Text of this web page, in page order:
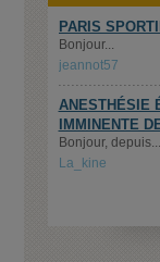
PARIS
Bonjour...
jeannot57
ANESTHÉSIE
IMMINENTE
Bonjour, depuis...
La_kine